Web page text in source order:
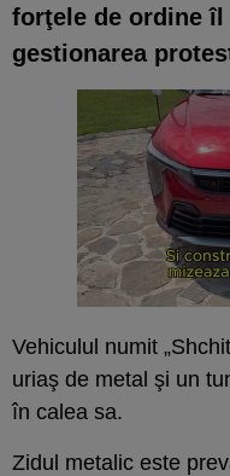
forţele de ordine
gestionarea
Vehiculul numit
uriaş de metal şi un
în calea sa.
Zidul metalic este